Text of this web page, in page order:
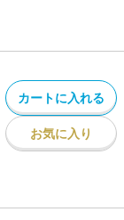
カートに入れる
お気に入り